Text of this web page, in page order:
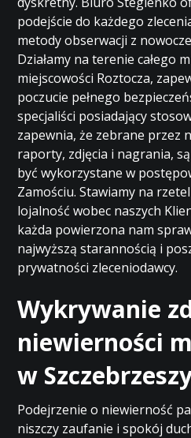
podejście do każdego
metody obserwacji z
Działamy na terenie całego
miejscowości Roztocza,
poczucie pełnego
specjaliści posiadający
zapewnia, że zebrane przez
raporty, zdjęcia i nagrania,
być wykorzystane w
Zamościu. Stawiamy na
lojalność wobec naszych
każda powierzona nam
najwyższą starannością i
prywatności zleceniodawcy.
Wykrywanie
niewierności
w
Podejrzenie o niewierność
niszczy zaufanie i spokój